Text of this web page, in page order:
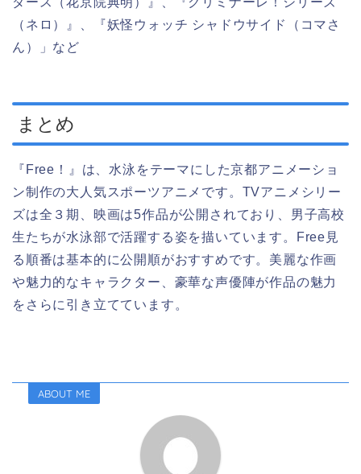
（ネロ）』、『妖怪ウォッチ シャドウサイド（コマさ
ん）」など
まとめ
『Free！』は、水泳をテーマにした京都アニメーショ
ン制作の大人気スポーツアニメです。TVアニメシリー
ズは全３期、映画は5作品が公開されており、男子高校
生たちが水泳部で活躍する姿を描いています。Free見
る順番は基本的に公開順がおすすめです。美麗な作画
や魅力的なキャラクター、豪華な声優陣が作品の魅力
をさらに引き立てています。
ABOUT ME